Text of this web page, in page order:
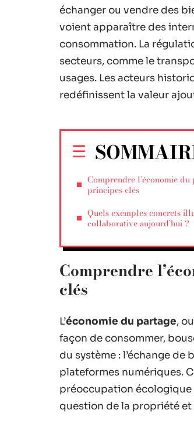
échanger ou vendre des
voient apparaître des
consommation. La
secteurs, comme le
usages. Les acteurs
redéfinissent la valeur
Comprendre l’économie du
principes clés
Quels exemples concrets
collaborative aujourd’hui ?
Comprendre
clés
L’économie du partage, ou
façon de consommer,
du système : l’échange
plateformes numériques.
préoccupation écologique
question de la propriété